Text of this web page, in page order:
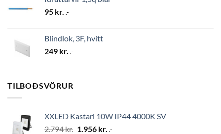
95 kr. .-
Blindlok, 3F, hvítt
249 kr. .-
TILBOÐSVÖRUR
XXLED Kastari 10W IP44 4000K SV
2.794kr. Original
1.956 kr. Current
.-